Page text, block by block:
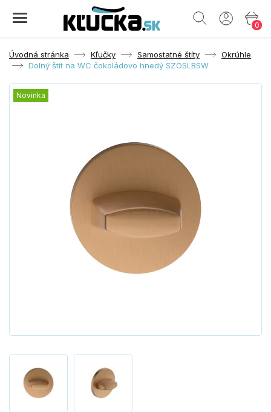
0
Úvodná stránka Kľučky Samostatné štíty
Okrúhle
Dolný štít na WC čokoládovo hnedý SZOSLBSW
Novinka